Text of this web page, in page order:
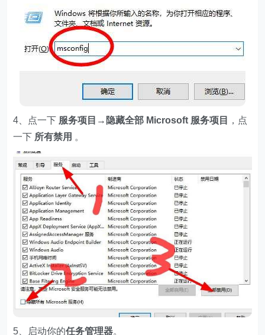
4、点一下 服务项目→隐藏全部 Microsoft 服务项目
，点
一下 所有禁用 。
5、启动你的任务管理器。